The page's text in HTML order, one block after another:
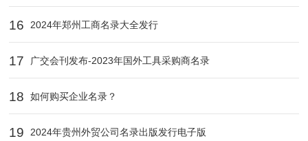
16 2024年郑州工商名录大全发行
17 广交会刊发布-2023年国外工具采购商名录
18 如何购买企业名录？
19 2024年贵州外贸公司名录出版发行电子版